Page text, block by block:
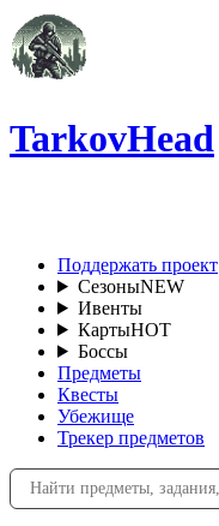
TarkovHead
Поддержать проект
СезоныNEW
Ивенты
КартыHOT
Боссы
Предметы
Квесты
Убежище
Трекер предметов